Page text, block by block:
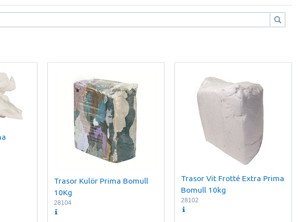
Trasor Kulör Prima Bomull
10Kg
28104
Trasor Vit Frotté Extra Prima
Bomull 10kg
28102